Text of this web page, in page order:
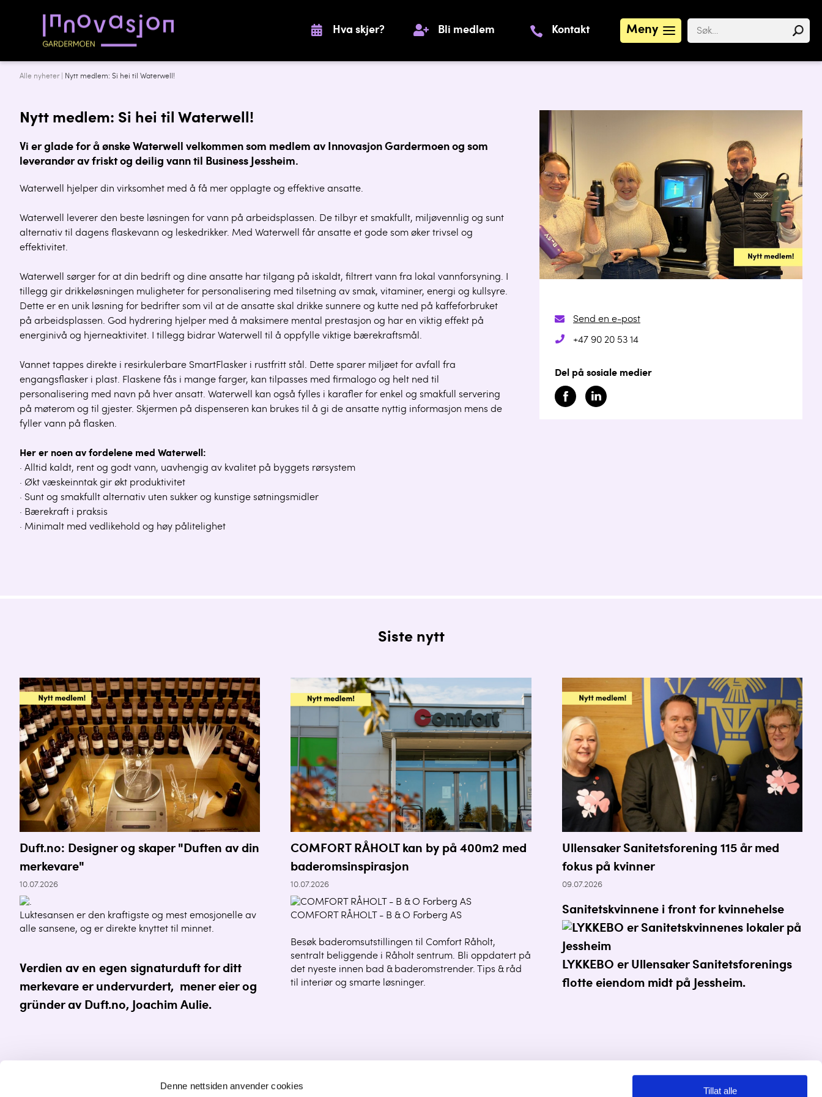
Denne nettsiden anvender cookies Tillat alle
Meny
Hva skjer? Bli medlem Kontakt
Alle nyheter| Nytt medlem: Si hei til Waterwell!
Nytt medlem: Si hei til Waterwell!
Vi er glade for å ønske Waterwell velkommen som medlem av Innovasjon Gardermoen og som
leverandør av friskt og deilig vann til Business Jessheim.
Waterwell hjelper din virksomhet med å få mer opplagte og effektive ansatte.
Waterwell leverer den beste løsningen for vann på arbeidsplassen. De tilbyr et smakfullt, miljøvennlig og sunt
alternativ til dagens flaskevann og leskedrikker. Med Waterwell får ansatte et gode som øker trivsel og
effektivitet.
Waterwell sørger for at din bedrift og dine ansatte har tilgang på iskaldt, filtrert vann fra lokal vannforsyning. I
tillegg gir drikkeløsningen muligheter for personalisering med tilsetning av smak, vitaminer, energi og kullsyre.
Dette er en unik løsning for bedrifter som vil at de ansatte skal drikke sunnere og kutte ned på kaffeforbruket
på arbeidsplassen. God hydrering hjelper med å maksimere mental prestasjon og har en viktig effekt på
energinivå og hjerneaktivitet. I tillegg bidrar Waterwell til å oppfylle viktige bærekraftsmål.
Vannet tappes direkte i resirkulerbare SmartFlasker i rustfritt stål. Dette sparer miljøet for avfall fra
engangsflasker i plast. Flaskene fås i mange farger, kan tilpasses med firmalogo og helt ned til
personalisering med navn på hver ansatt. Waterwell kan også fylles i karafler for enkel og smakfull servering
på møterom og til gjester. Skjermen på dispenseren kan brukes til å gi de ansatte nyttig informasjon mens de
fyller vann på flasken.
Her er noen av fordelene med Waterwell:
· Alltid kaldt, rent og godt vann, uavhengig av kvalitet på byggets rørsystem
· Økt væskeinntak gir økt produktivitet
· Sunt og smakfullt alternativ uten sukker og kunstige søtningsmidler
· Bærekraft i praksis
· Minimalt med vedlikehold og høy pålitelighet
Send en e-post
+47 90 20 53 14
Del på sosiale medier
Siste nytt
Duft.no: Designer og skaper "Duften av din
merkevare"
10.07.2026
Luktesansen er den kraftigste og mest emosjonelle av
alle sansene, og er direkte knyttet til minnet.
Verdien av en egen signaturduft for ditt
merkevare er undervurdert, mener eier og
gründer av Duft.no, Joachim Aulie.
COMFORT RÅHOLT kan by på 400m2 med
baderomsinspirasjon
10.07.2026
COMFORT RÅHOLT - B & O Forberg AS
Besøk baderomsutstillingen til Comfort Råholt,
sentralt beliggende i Råholt sentrum. Bli oppdatert på
det nyeste innen bad & baderomstrender. Tips & råd
til interiør og smarte løsninger.
Ullensaker Sanitetsforening 115 år med
fokus på kvinner
09.07.2026
Sanitetskvinnene i front for kvinnehelse
LYKKEBO er Ullensaker Sanitetsforenings
flotte eiendom midt på Jessheim.